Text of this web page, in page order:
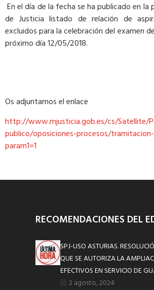
En el día de la fecha se ha publicado en la
de Justicia listado de relación de
excluidos para la celebración del examen
próximo día 12/05/2018.
Os adjuntamos el enlace
http://www.mjusticia.gob.es/cs/Satellite/
publico/oposiciones-procesos/tramitacion-
param1=1
RECOMENDACIONES DEL
SPJ-USO ASTURIAS.
QUE SE AUTORIZA LA
EFECTIVOS EN SERVICIO DE
2 agosto, 2024